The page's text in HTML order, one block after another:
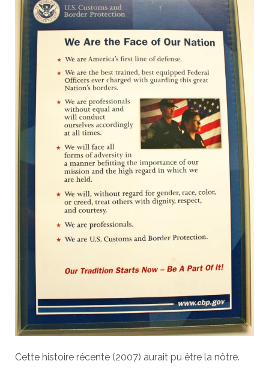
Cette histoire récente (2007) aurait pu être la nôtre.